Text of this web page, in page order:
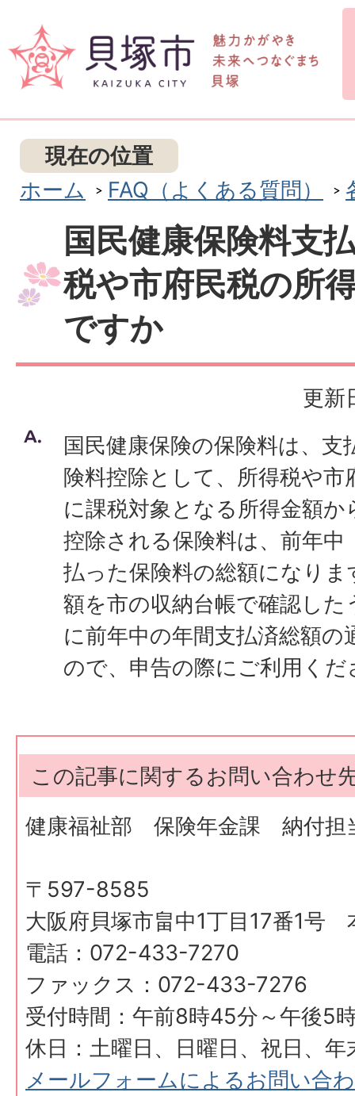
現在の位置
ホーム
FAQ（よくある質問）
国民健康保険料支
税や市府民税の所
ですか
更新
国民健康保険の保険料は、支
険料控除として、所得税や市
に課税対象となる所得金額
控除される保険料は、前年中
払った保険料の総額になり
額を市の収納台帳で確認した
に前年中の年間支払済総額の
ので、申告の際にご利用くだ
この記事に関するお問い合わせ
健康福祉部 保険年金課 納付担
〒597-8585
大阪府貝塚市畠中1丁目17番1号
電話：072-433-7270
ファックス：072-433-7276
受付時間：午前8時45分～午後5
休日：土曜日、日曜日、祝日、年
メールフォームによるお問い合